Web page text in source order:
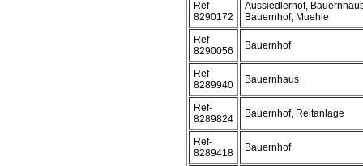
Ref-
8290172
Aussiedlerhof,
Bauernhof, Muehle
Ref-
8290056
Bauernhof
Ref-
8289940
Bauernhaus
Ref-
8289824
Bauernhof, Reitanlage
Ref-
8289418
Bauernhof